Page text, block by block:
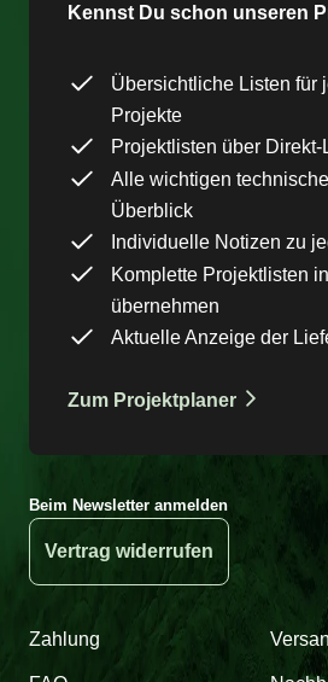
Kennst Du schon unseren
Übersichtliche Listen für
Projekte
Projektlisten über Direkt-
Alle wichtigen
Überblick
Individuelle Notizen zu
Komplette Projektlisten
übernehmen
Aktuelle Anzeige der
Zum Projektplaner
Beim Newsletter anmelden
Vertrag widerrufen
Zahlung